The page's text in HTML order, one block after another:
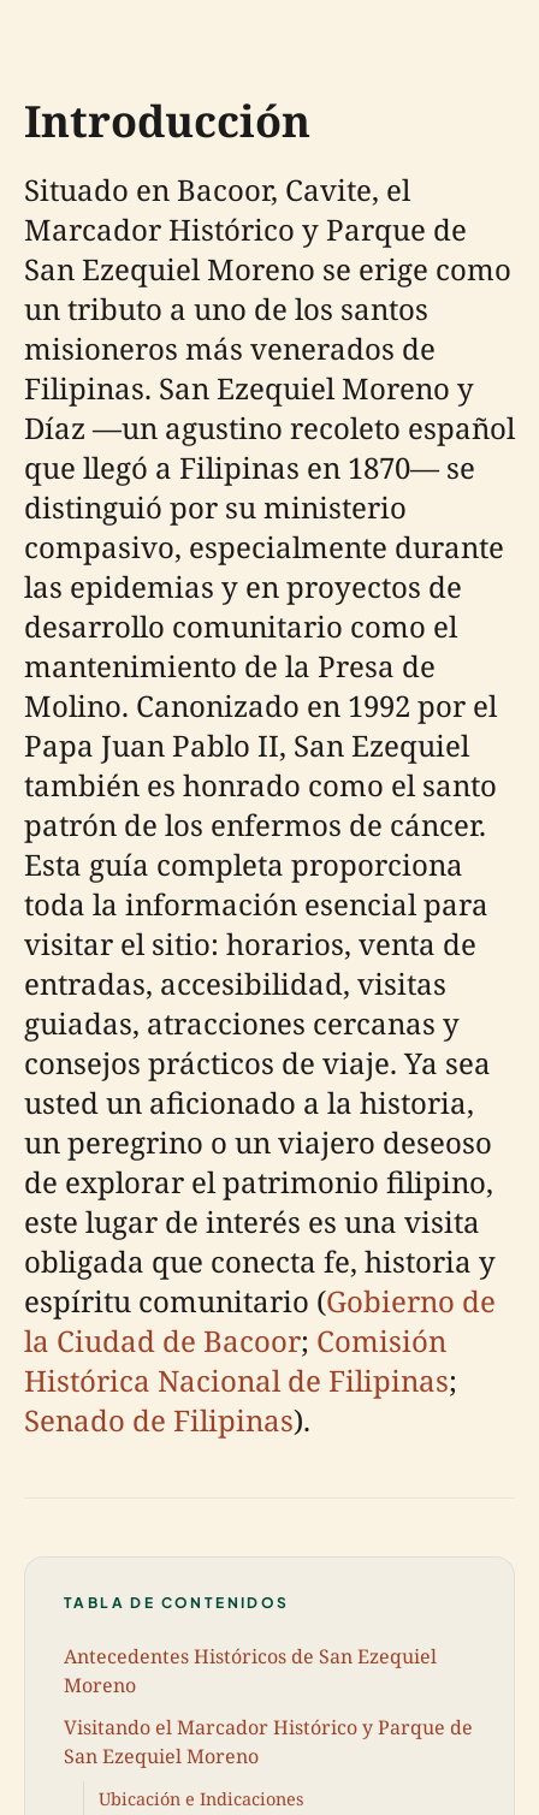
Introducción
Situado en Bacoor, Cavite, el
Marcador Histórico y Parque de
San Ezequiel Moreno se erige como
un tributo a uno de los santos
misioneros más venerados de
Filipinas. San Ezequiel Moreno y
Díaz —un agustino recoleto español
que llegó a Filipinas en 1870— se
distinguió por su ministerio
compasivo, especialmente durante
las epidemias y en proyectos de
desarrollo comunitario como el
mantenimiento de la Presa de
Molino. Canonizado en 1992 por el
Papa Juan Pablo II, San Ezequiel
también es honrado como el santo
patrón de los enfermos de cáncer.
Esta guía completa proporciona
toda la información esencial para
visitar el sitio: horarios, venta de
entradas, accesibilidad, visitas
guiadas, atracciones cercanas y
consejos prácticos de viaje. Ya sea
usted un aficionado a la historia,
un peregrino o un viajero deseoso
de explorar el patrimonio filipino,
este lugar de interés es una visita
obligada que conecta fe, historia y
espíritu comunitario (Gobierno de
la Ciudad de Bacoor; Comisión
Histórica Nacional de Filipinas;
Senado de Filipinas).
TABLA DE CONTENIDOS
Antecedentes Históricos de San Ezequiel
Moreno
Visitando el Marcador Histórico y Parque de
San Ezequiel Moreno
Ubicación e Indicaciones